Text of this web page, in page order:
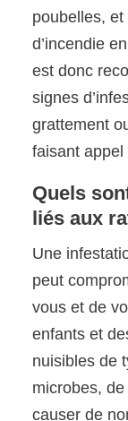
poubelles,
d’incendie
est donc
signes
grattement
faisant
Quels
liés aux
Une
peut
vous et de
enfants et
nuisibles de
microbes,
causer de